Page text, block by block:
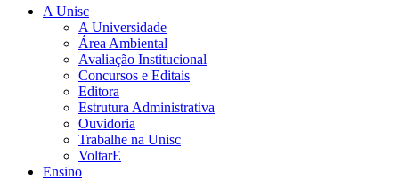
A Unisc
A Universidade
Área Ambiental
Avaliação Institucional
Concursos e Editais
Editora
Estrutura Administrativa
Ouvidoria
Trabalhe na Unisc
VoltarE
Ensino